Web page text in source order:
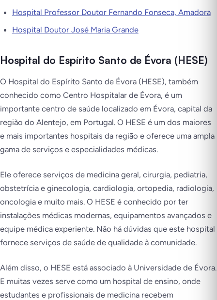
Hospital Professor Doutor Fernando Fonseca, Amadora
Hospital Doutor José Maria Grande
Hospital do Espírito Santo de Évora (HESE)
O Hospital do Espírito Santo de Évora (HESE), também
conhecido como Centro Hospitalar de Évora, é um
importante centro de saúde localizado em Évora, capital da
região do Alentejo, em Portugal. O HESE é um dos maiores
e mais importantes hospitais da região e oferece uma ampla
gama de serviços e especialidades médicas.
Ele oferece serviços de medicina geral, cirurgia, pediatria,
obstetrícia e ginecologia, cardiologia, ortopedia, radiologia,
oncologia e muito mais. O HESE é conhecido por ter
instalações médicas modernas, equipamentos avançados e
equipe médica experiente. Não há dúvidas que este hospital
fornece serviços de saúde de qualidade à comunidade.
Além disso, o HESE está associado à Universidade de Évora.
E muitas vezes serve como um hospital de ensino, onde
estudantes e profissionais de medicina recebem